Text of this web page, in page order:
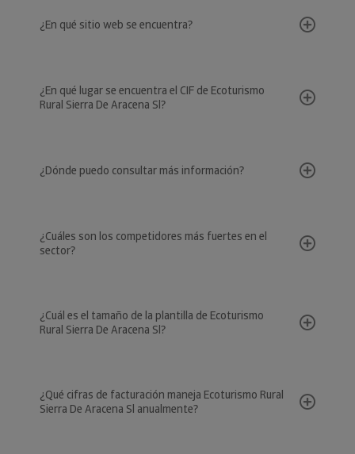
¿En qué sitio web se encuentra?
¿En qué lugar se encuentra el CIF de Ecoturismo
Rural Sierra De Aracena Sl?
¿Dónde puedo consultar más información?
¿Cuáles son los competidores más fuertes en el
sector?
¿Cuál es el tamaño de la plantilla de Ecoturismo
Rural Sierra De Aracena Sl?
¿Qué cifras de facturación maneja Ecoturismo Rural
Sierra De Aracena Sl anualmente?